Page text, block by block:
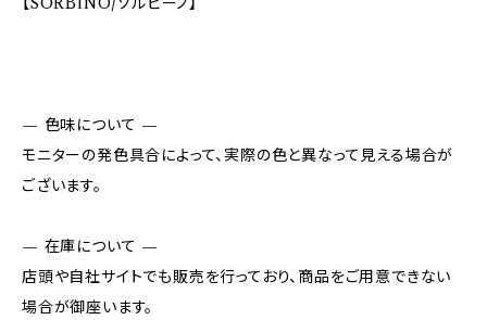
— 色味について —
モニターの発色具合によって、実際の色と異なって見える場合が
ございます。
— 在庫について —
店頭や自社サイトでも販売を行っており、商品をご用意できない
場合が御座います。